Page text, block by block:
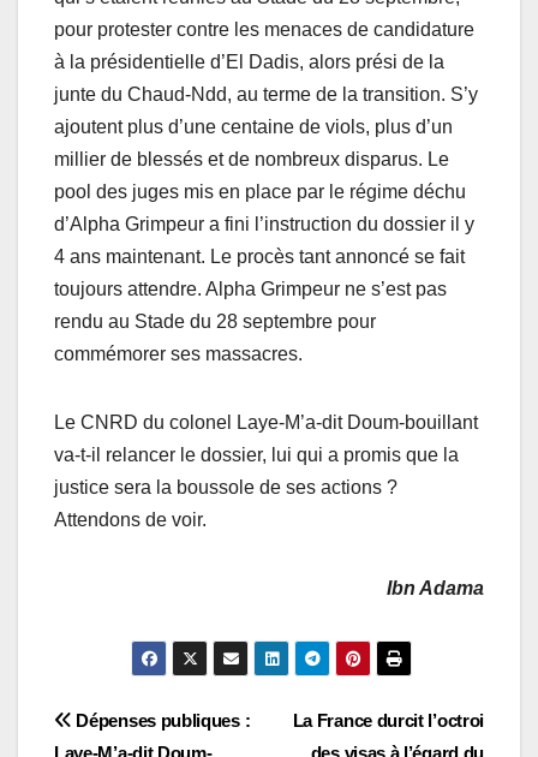
pour protester contre les menaces de candidature
à la présidentielle d’El Dadis, alors prési de la
junte du Chaud-Ndd, au terme de la transition. S’y
ajoutent plus d’une centaine de viols, plus d’un
millier de blessés et de nombreux disparus. Le
pool des juges mis en place par le régime déchu
d’Alpha Grimpeur a fini l’instruction du dossier il y
4 ans maintenant. Le procès tant annoncé se fait
toujours attendre. Alpha Grimpeur ne s’est pas
rendu au Stade du 28 septembre pour
commémorer ses massacres.
Le CNRD du colonel Laye-M’a-dit Doum-bouillant
va-t-il relancer le dossier, lui qui a promis que la
justice sera la boussole de ses actions ?
Attendons de voir.
Ibn Adama
Navigation
La France durcit l’octroi
des visas à l’égard du
Dépenses publiques :
Laye-M’a-dit Doum-